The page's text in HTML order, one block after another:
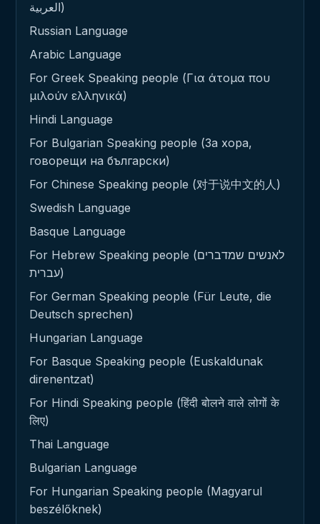
العربية)
Russian Language
Arabic Language
For Greek Speaking people (Για άτομα που
μιλούν ελληνικά)
Hindi Language
For Bulgarian Speaking people (За хора,
говорещи на български)
For Chinese Speaking people (对于说中文的人)
Swedish Language
Basque Language
For Hebrew Speaking people (לאנשים שמדברים
עברית)
For German Speaking people (Für Leute, die
Deutsch sprechen)
Hungarian Language
For Basque Speaking people (Euskaldunak
direnentzat)
For Hindi Speaking people (हिंदी बोलने वाले लोगों के
लिए)
Thai Language
Bulgarian Language
For Hungarian Speaking people (Magyarul
beszélőknek)